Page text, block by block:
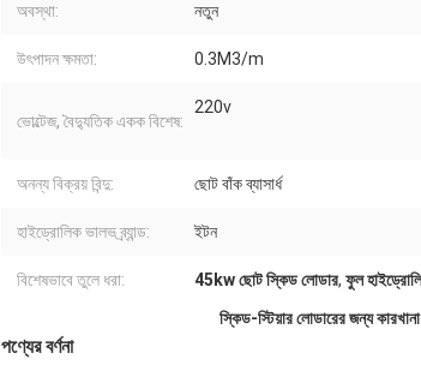
অবস্থা: নতুন
উৎপাদন ক্ষমতা: 0.3M3/m
ভোল্টেজ, বৈদ্যুতিক একক বিশেষ:
220v
অনন্য বিক্রয় বিন্দু: ছোট বাঁক ব্যাসার্ধ
হাইড্রোলিক ভালভ ব্র্যান্ড: ইটন
বিশেষভাবে তুলে ধরা: 45kw ছোট স্কিড লোডার, ফুল
স্কিড-স্টিয়ার লোডারের জন্য
পণ্যের বর্ণনা